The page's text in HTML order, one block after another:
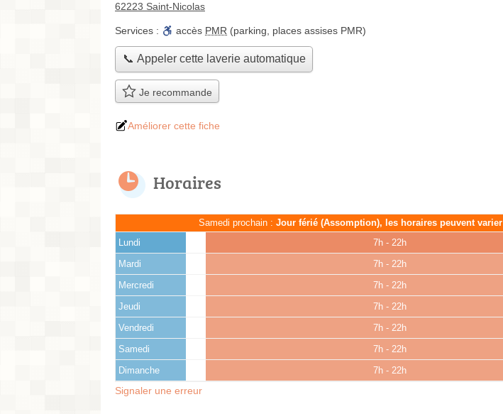
62223 Saint-Nicolas
Services : accès PMR (parking, places assises PMR)
📞 Appeler cette laverie automatique
Je recommande
Améliorer cette fiche
Horaires
Samedi prochain : Jour férié (Assomption), les horaires peuvent varier
Lundi
7h - 22h
Mardi 7h - 22h
Mercredi 7h - 22h
Jeudi 7h - 22h
Vendredi 7h - 22h
Samedi 7h - 22h
Dimanche 7h - 22h
Signaler une erreur